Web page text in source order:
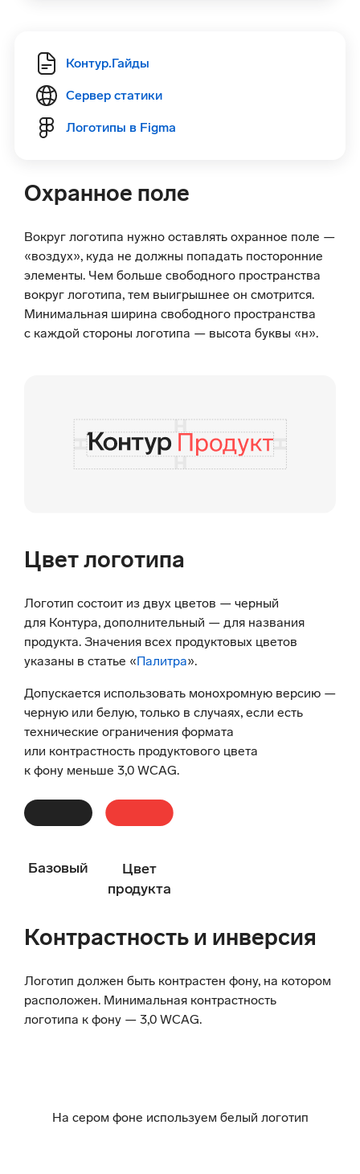
Контур.Гайды
Сервер статики
Логотипы в Figma
Охранное поле
Вокруг логотипа нужно оставлять охранное поле —
«воздух», куда не должны попадать посторонние
элементы. Чем больше свободного пространства
вокруг логотипа, тем выигрышнее он смотрится.
Минимальная ширина свободного пространства
с каждой стороны логотипа — высота буквы «н».
Цвет логотипа
Логотип состоит из двух цветов — черный
для Контура, дополнительный — для названия
продукта. Значения всех продуктовых цветов
указаны в статье «Палитра».
Допускается использовать монохромную версию —
черную или белую, только в случаях, если есть
технические ограничения формата
или контрастность продуктового цвета
к фону меньше 3,0 WCAG.
Базовый
Цвет
продукта
Контрастность и инверсия
Логотип должен быть контрастен фону, на котором
расположен. Минимальная контрастность
логотипа к фону — 3,0 WCAG.
На сером фоне используем белый логотип